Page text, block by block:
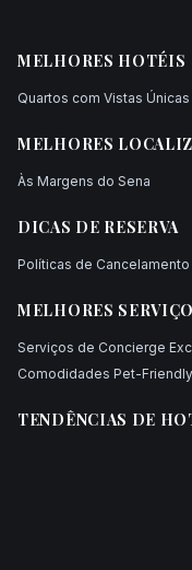
MELHORES HOTÉIS
Quartos com Vistas Únicas
MELHORES
Às Margens do Sena
DICAS DE RESERVA
Políticas de Cancelamento
MELHORES
Serviços de Concierge
Comodidades Pet-Friendly
TENDÊNCIAS DE